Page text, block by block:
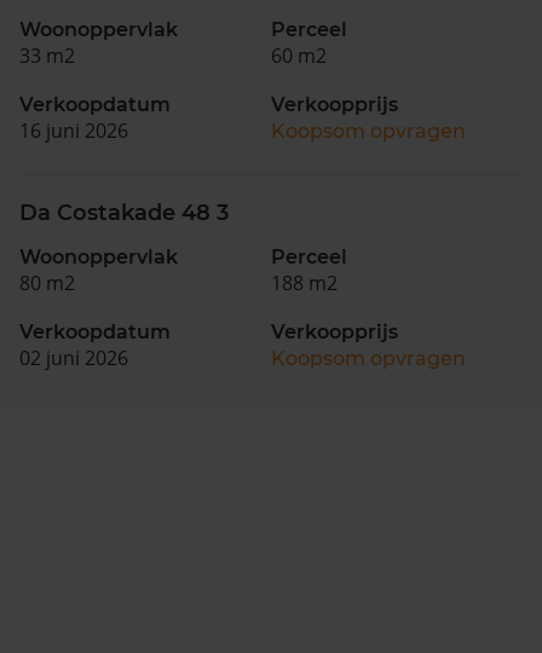
Woonoppervlak
33 m2
Perceel
60 m2
Verkoopdatum
16 juni 2026
Verkoopprijs
Koopsom opvragen
Da Costakade 48 3
Woonoppervlak
80 m2
Perceel
188 m2
Verkoopdatum
02 juni 2026
Verkoopprijs
Koopsom opvragen